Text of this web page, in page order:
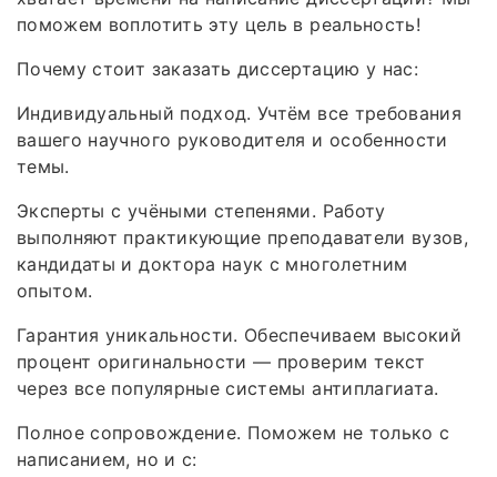
поможем воплотить эту цель в реальность!
Почему стоит заказать диссертацию у нас:
Индивидуальный подход. Учтём все требования
вашего научного руководителя и особенности
темы.
Эксперты с учёными степенями. Работу
выполняют практикующие преподаватели вузов,
кандидаты и доктора наук с многолетним
опытом.
Гарантия уникальности. Обеспечиваем высокий
процент оригинальности — проверим текст
через все популярные системы антиплагиата.
Полное сопровождение. Поможем не только с
написанием, но и с: